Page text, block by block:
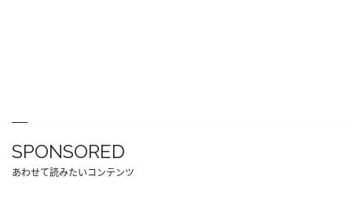
SPONSORED
あわせて読みたいコンテンツ